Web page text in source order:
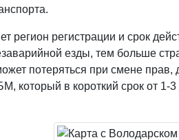
регион регистрации и срок
езды, тем больше
потеряться при смене
который в короткий срок от